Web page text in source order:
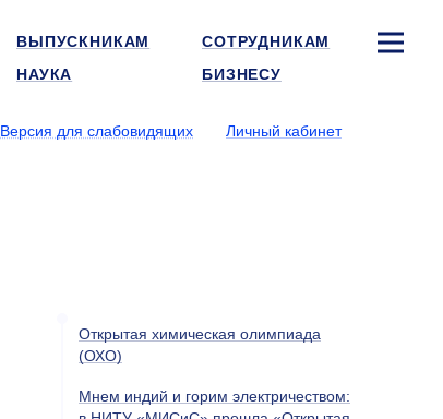
ВЫПУСКНИКАМ
СОТРУДНИКАМ
НАУКА БИЗНЕСУ
Версия для слабовидящих
Личный кабинет
Открытая химическая олимпиада
(ОХО)
Мнем индий и горим электричеством: